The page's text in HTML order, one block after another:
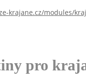
krajane.cz/modules/
pro